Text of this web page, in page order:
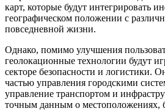
карт, которые будут интегрировать
географическом положении с
повседневной жизни.
Однако, помимо улучшения
геолокационные технологии будут
секторе безопасности и логистики.
частью управления городскими
управление транспортом и
точным данным о местоположениях,